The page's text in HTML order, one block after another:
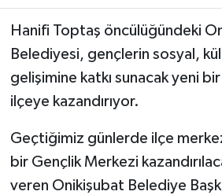
Hanifi Toptaş öncülüğündeki
Belediyesi, gençlerin sosyal,
gelişimine katkı sunacak yeni bir
ilçeye kazandırıyor.
Geçtiğimiz günlerde ilçe
bir Gençlik Merkezi
veren Onikişubat Belediye